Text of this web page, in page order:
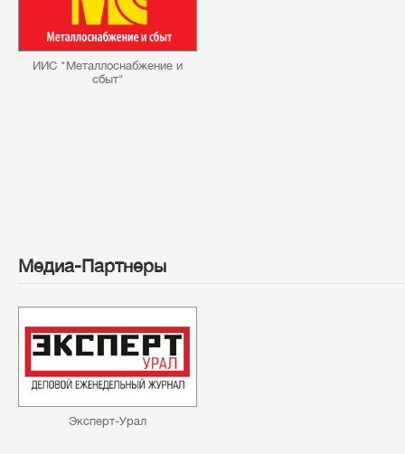
ИИС "Металлоснабжение и
сбыт"
Медиа-Партнеры
Эксперт-Урал